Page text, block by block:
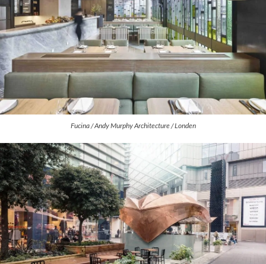
Fucina / Andy Murphy Architecture / Londen